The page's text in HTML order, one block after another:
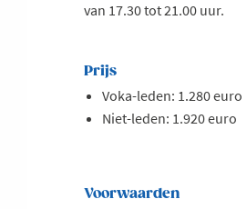
van 17.30 tot 21.00 uur.
Prijs
Voka-leden: 1.280 euro
Niet-leden: 1.920 euro
Voorwaarden